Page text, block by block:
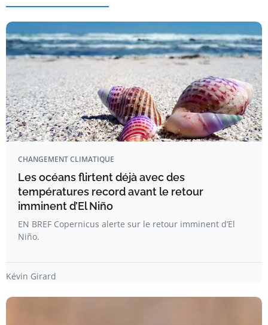
CHANGEMENT CLIMATIQUE
Les océans flirtent déjà avec des
températures record avant le retour
imminent d’El Niño
EN BREF Copernicus alerte sur le retour imminent d’El
Niño.
Kévin Girard